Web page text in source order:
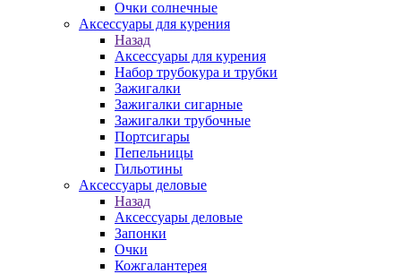
Очки солнечные
Аксессуары для курения
Назад
Аксессуары для курения
Набор трубокура и трубки
Зажигалки
Зажигалки сигарные
Зажигалки трубочные
Портсигары
Пепельницы
Гильотины
Аксессуары деловые
Назад
Аксессуары деловые
Запонки
Очки
Кожгалантерея